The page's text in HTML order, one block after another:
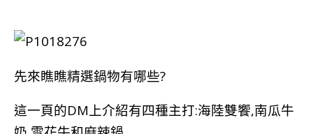
先來瞧瞧精選鍋物有哪些?
這一頁的DM上介紹有四種主打:海陸雙饗,南瓜牛